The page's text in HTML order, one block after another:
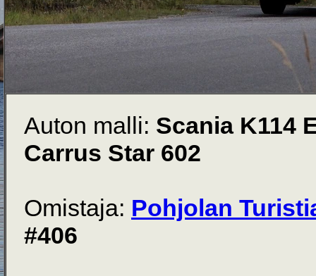
Auton malli: Scania K114
Carrus Star 602
Omistaja: Pohjolan
#406